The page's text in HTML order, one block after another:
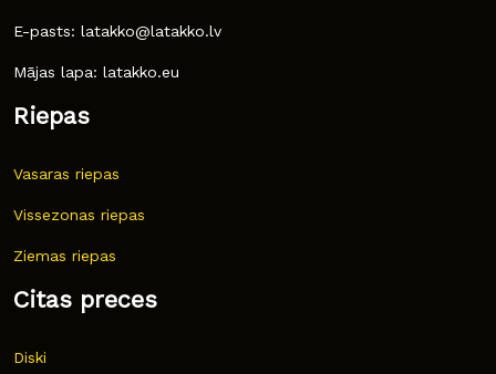
E-pasts: latakko@latakko.lv
Mājas lapa: latakko.eu
Riepas
Vasaras riepas
Vissezonas riepas
Ziemas riepas
Citas preces
Diski